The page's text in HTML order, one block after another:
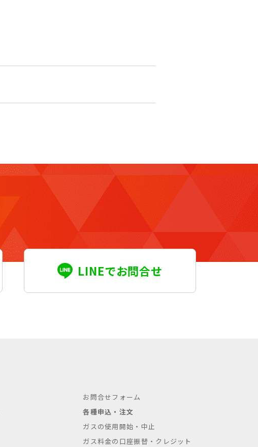
LINEでお問合せ
お問合せフォーム
各種申込・注文
ガスの使用開始・中止
ガス料金の口座振替・クレジット